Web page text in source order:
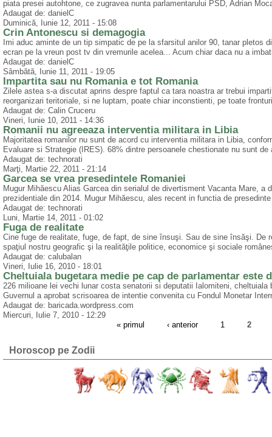
piata presei autohtone, ce zugravea nunta parlamentarului PSD, Adrian
Adaugat de: danielC
Duminică, Iunie 12, 2011 - 15:08
Crin Antonescu si demagogia
Imi aduc aminte de un tip simpatic de pe la sfarsitul anilor 90, tanar pletos
ecran pe la vreun post tv din vremurile acelea... Acum chiar daca nu a
Adaugat de: danielC
Sâmbătă, Iunie 11, 2011 - 19:05
Impartita sau nu Romania e tot Romania
Zilele astea s-a discutat aprins despre faptul ca tara noastra ar trebui
reorganizari teritoriale, si ne luptam, poate chiar inconstienti, pe toate
Adaugat de: Calin Cruceru
Vineri, Iunie 10, 2011 - 14:36
Romanii nu agreeaza interventia militara in Libia
Majoritatea romanilor nu sunt de acord cu interventia militara in Libia,
Evaluare si Strategie (IRES). 68% dintre persoanele chestionate nu sunt
Adaugat de: technorati
Marţi, Martie 22, 2011 - 21:14
Garcea se vrea presedintele Romaniei
Mugur Mihăescu Alias Garcea din serialul de divertisment Vacanta Mare,
prezidentiale din 2014. Mugur Mihăescu, ales recent in functia de
Adaugat de: technorati
Luni, Martie 14, 2011 - 01:02
Fuga de realitate
Cine fuge de realitate, fuge, de fapt, de sine însuşi. Sau de sine însăşi. De
spaţiul nostru geografic şi la realităţile politice, economice şi sociale
Adaugat de: calubalan
Vineri, Iulie 16, 2010 - 18:01
Cheltuiala bugetara medie pe cap de parlamentar este
226 milioane lei vechi lunar costa senatorii si deputatii Ialomiteni,
Guvernul a aprobat scrisoarea de intentie convenita cu Fondul Monetar
Adaugat de: baricada.wordpress.com
Miercuri, Iulie 7, 2010 - 12:29
« primul
‹ anterior 1 2
Horoscop pe Zodii